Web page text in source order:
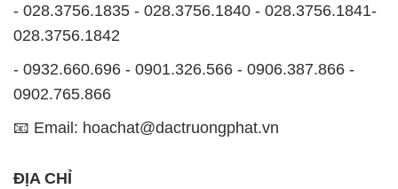
- 028.3756.1835 - 028.3756.1840 - 028.3756.1841-
028.3756.1842
- 0932.660.696 - 0901.326.566 - 0906.387.866 -
0902.765.866
📧 Email: hoachat@dactruongphat.vn
ĐỊA CHỈ